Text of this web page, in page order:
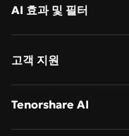
AI 객체 제거
일괄 크기 조정
일괄 이름 변경
Nano Banana 2
Qwen-Image-2.0
AI 효과 및 필터
지브리 스타일 AI
고객 지원
회사 소개
Tenorshare AI